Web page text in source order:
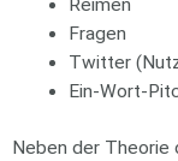
Reimen
Fragen
Twitter
Ein-Wort-
Neben der Theorie